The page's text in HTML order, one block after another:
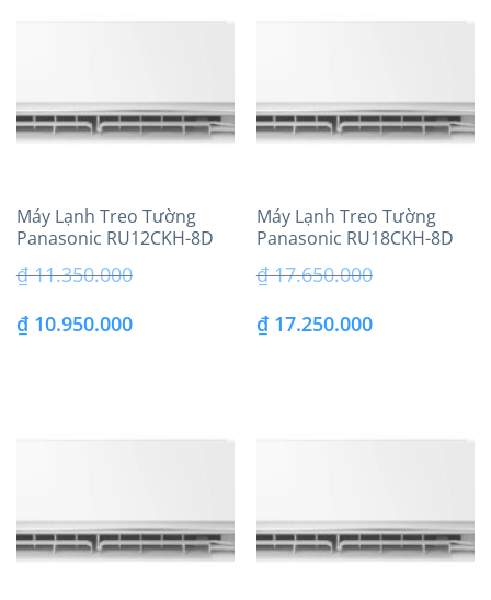
Máy Lạnh Treo Tường
Panasonic RU12CKH-8D
₫11.350.000
Giá
₫10.950.000Giá
Máy Lạnh Treo Tường
Panasonic RU18CKH-8D
₫17.650.000
Giá
₫17.250.000Giá